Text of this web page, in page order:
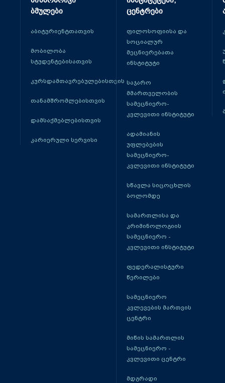
ბმულები
აბიტურიენტთათვის
მობილობა
სტუდენტებისათვის
კურსდამთავრებულებისთვის
თანამშრომლებისთვის
დამსაქმებლებისთვის
კარიერული სერვისი
ცენტრები
ფილოსოფიისა და
სოციალურ
მეცნიერებათა
ინსტიტუტი
საჯარო
მმართველობის
სამეცნიერო-
კვლევითი ინსტიტუტი
ადამიანის
უფლებების
სამეცნიერო-
კვლევითი ინსტიტუტი
სწავლა სიცოცხლის
ბოლომდე
სამართლისა და
კრიმინოლოგიის
სამეცნიერო -
კვლევითი ინსტიტუტი
ფედერალისტური
წერილები
სამეცნიერო
კვლევების მართვის
ცენტრი
მიწის სამართლის
სამეცნიერო -
კვლევითი ცენტრი
მდგრადი